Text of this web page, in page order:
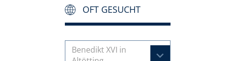
OFT GESUCHT
Benedikt XVI in